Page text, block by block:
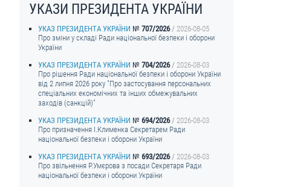
УКАЗИ ПРЕЗИДЕНТА УКРАЇНИ
УКАЗ ПРЕЗИДЕНТА УКРАЇНИ 707/2026
2026-08-05
Про зміни у складі Ради національної безпеки і оборони
України
УКАЗ ПРЕЗИДЕНТА УКРАЇНИ
704/2026
2026-08-03
Про рішення Ради національної безпеки і оборони України
від 2 липня 2026 року "Про застосування персональних
спеціальних економічних та інших обмежувальних
заходів (санкцій)"
УКАЗ ПРЕЗИДЕНТА УКРАЇНИ
694/2026
2026-08-03
Про призначення I.Клименка Секретарем Ради
національної безпеки і оборони України
УКАЗ ПРЕЗИДЕНТА УКРАЇНИ
693/2026
2026-08-03
Про звільнення Р.Умєрова з посади Секретаря Ради
національної безпеки і оборони України